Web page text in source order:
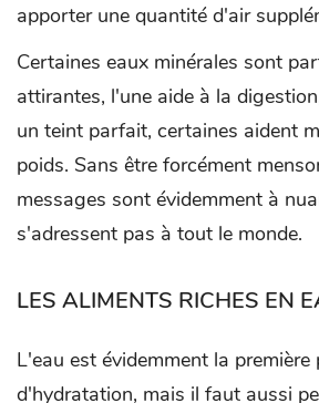
apporter une quantité d'air
Certaines eaux minérales sont
attirantes, l'une aide à la
un teint parfait, certaines aident
poids. Sans être forcément
messages sont évidemment à
s'adressent pas à tout le monde.
LES ALIMENTS RICHES EN
L'eau est évidemment la première
d'hydratation, mais il faut aussi